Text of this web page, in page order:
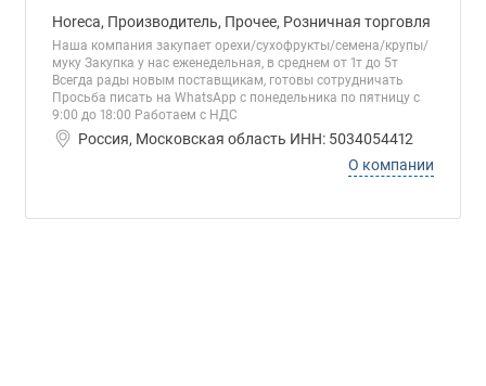
Horeca, Производитель, Прочее, Розничная торговля
Наша компания закупает орехи/сухофрукты/семена/крупы/
муку Закупка у нас еженедельная, в среднем от 1т до 5т
Всегда рады новым поставщикам, готовы сотрудничать
Просьба писать на WhatsApp c понедельника по пятницу с
9:00 до 18:00 Работаем с НДС
Россия, Московская область ИНН: 5034054412
О компании